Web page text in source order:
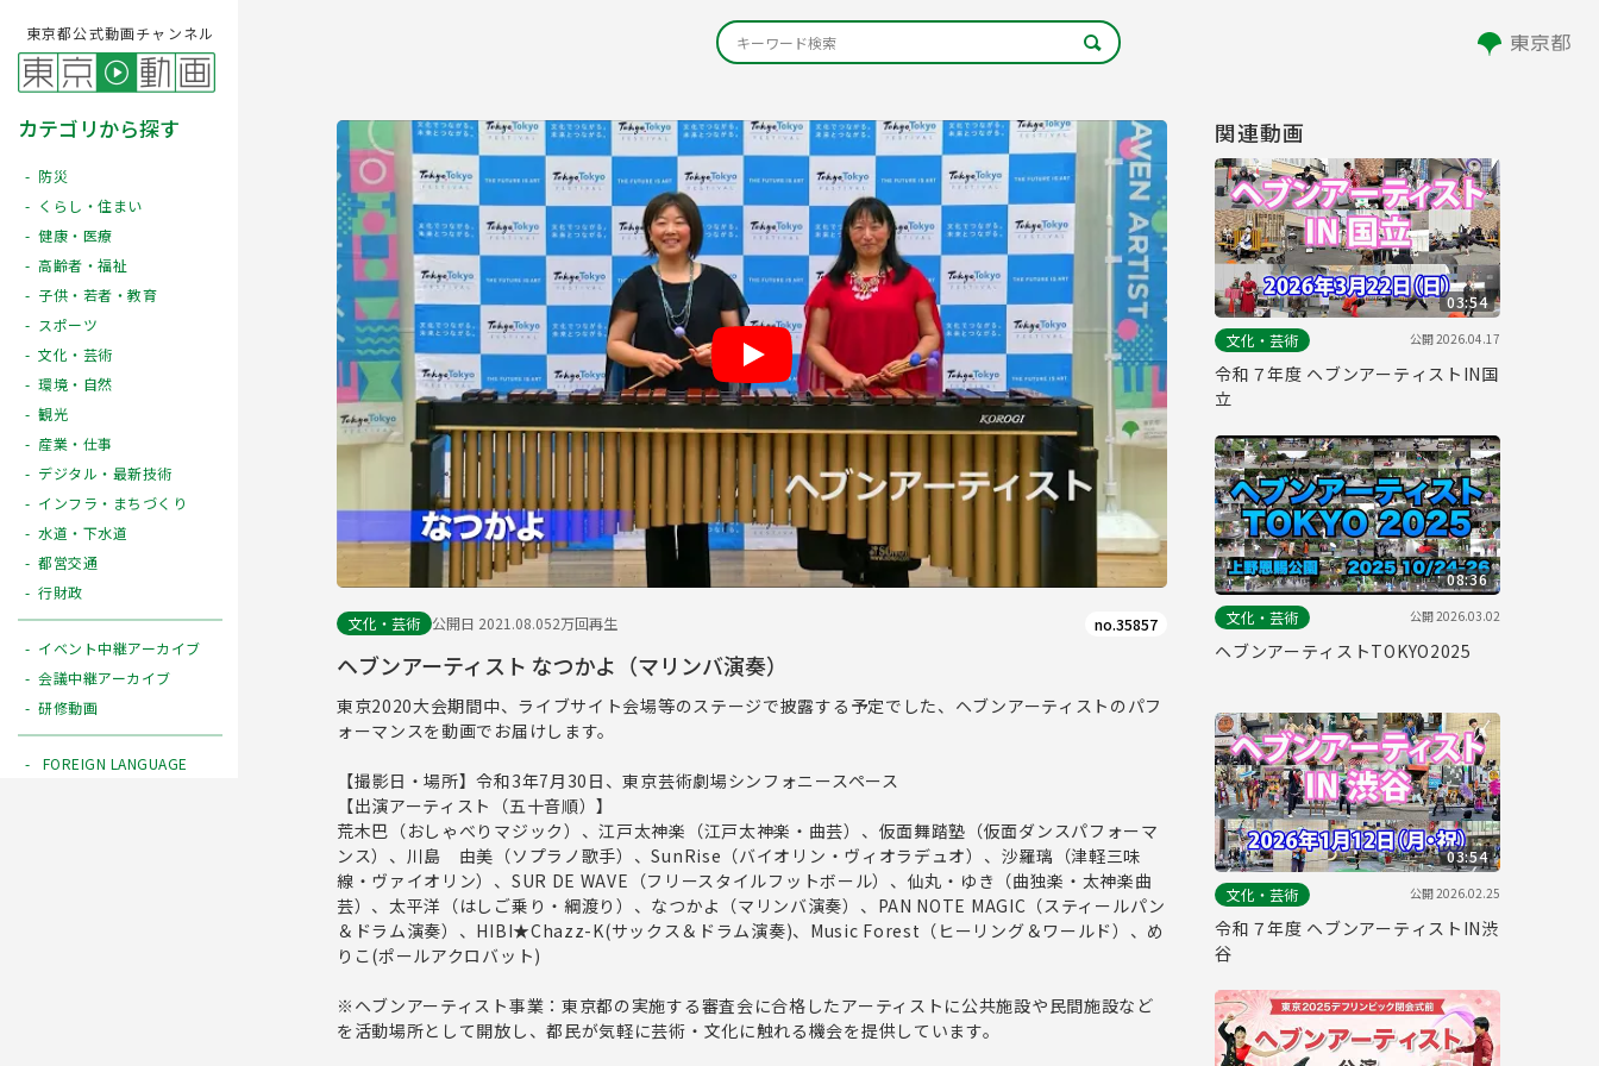
東京都公式動画チャンネル
カテゴリから探す
防災
くらし・住まい
健康・医療
高齢者・福祉
子供・若者・教育
スポーツ
文化・芸術
環境・自然
観光
産業・仕事
デジタル・最新技術
インフラ・まちづくり
水道・下水道
都営交通
行財政
イベント中継アーカイブ
会議中継アーカイブ
研修動画
FOREIGN LANGUAGE
Play
文化・芸術 公開日 2021.08.052万回再生 no.35857
ヘブンアーティスト なつかよ（マリンバ演奏）
東京2020大会期間中、ライブサイト会場等のステージで披露する予定でした、ヘブンアーティストのパフ
ォーマンスを動画でお届けします。
【撮影日・場所】令和3年7月30日、東京芸術劇場シンフォニースペース
【出演アーティスト（五十音順）】
荒木巴（おしゃべりマジック）、江戸太神楽（江戸太神楽・曲芸）、仮面舞踏塾（仮面ダンスパフォーマ
ンス）、川島 由美（ソプラノ歌手）、SunRise（バイオリン・ヴィオラデュオ）、沙羅璃（津軽三味
線・ヴァイオリン）、SUR DE WAVE（フリースタイルフットボール）、仙丸・ゆき（曲独楽・太神楽曲
芸）、太平洋（はしご乗り・綱渡り）、なつかよ（マリンバ演奏）、PAN NOTE MAGIC（スティールパン
＆ドラム演奏）、HIBI★Chazz-K(サックス＆ドラム演奏)、Music Forest（ヒーリング＆ワールド）、め
りこ(ポールアクロバット)
※ヘブンアーティスト事業：東京都の実施する審査会に合格したアーティストに公共施設や民間施設など
を活動場所として開放し、都民が気軽に芸術・文化に触れる機会を提供しています。
関連動画
03:54
文化・芸術
公開2026.04.17
令和７年度 ヘブンアーティストIN国
立
08:36
文化・芸術
公開2026.03.02
ヘブンアーティストTOKYO2025
03:54
文化・芸術
公開2026.02.25
令和７年度 ヘブンアーティストIN渋
谷